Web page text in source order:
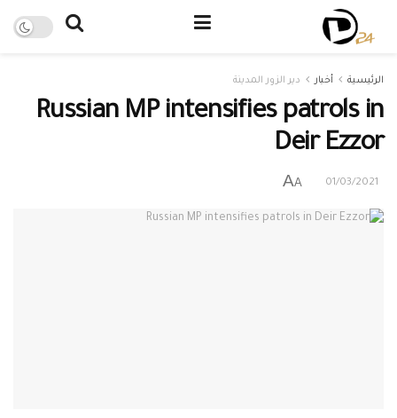
الرئيسية أخبار دير الزور المدينة
Russian MP intensifies patrols in
Deir Ezzor
01/03/2021
A
A